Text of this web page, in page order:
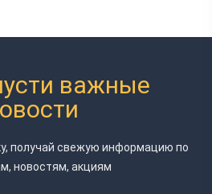
важные
получай свежую информацию по
новостям, акциям